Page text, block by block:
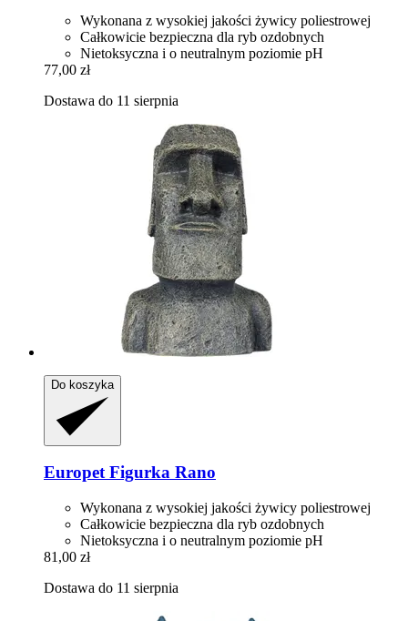
Wykonana z wysokiej jakości żywicy poliestrowej
Całkowicie bezpieczna dla ryb ozdobnych
Nietoksyczna i o neutralnym poziomie pH
77,00 zł
Dostawa do 11 sierpnia
Do koszyka
EuropetFigurka Rano
Wykonana z wysokiej jakości żywicy poliestrowej
Całkowicie bezpieczna dla ryb ozdobnych
Nietoksyczna i o neutralnym poziomie pH
81,00 zł
Dostawa do 11 sierpnia